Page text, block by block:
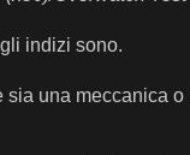
indizi sono.
una meccanica o